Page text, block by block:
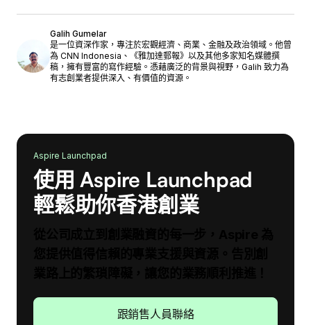
Galih Gumelar
是一位資深作家，專注於宏觀經濟、商業、金融及政治領域。他曾
為 CNN Indonesia、《雅加達郵報》以及其他多家知名媒體撰
稿，擁有豐富的寫作經驗。憑藉廣泛的背景與視野，Galih 致力為
有志創業者提供深入、有價值的資源。
Aspire Launchpad
使用 Aspire Launchpad
輕鬆助你香港創業
跟銷售人員聯絡